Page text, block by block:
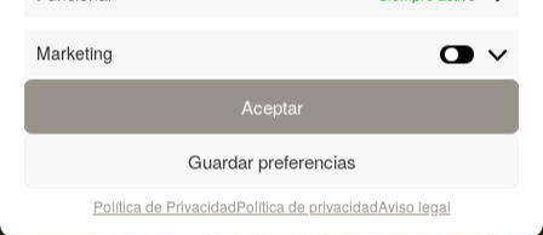
Marketing
Aceptar
Guardar preferencias
Política de PrivacidadPolítica de privacidadAviso legal